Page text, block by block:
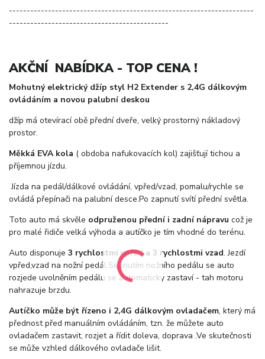
---------------------------------------------------------------------
---------------------------------------------
AKČNÍ NABÍDKA - TOP CENA !
Mohutný elektrický džíp styl H2 Extender s 2,4G dálkovým
ovládáním a novou palubní deskou
džíp má otevírací obě přední dveře, velký prostorný nákladový
prostor.
Měkká EVA kola ( obdoba nafukovacích kol) zajišťují tichou a
příjemnou jízdu.
Jízda na pedál/dálkové ovládání, vpřed/vzad, pomalu/rychle se
ovládá přepínači na palubní desce.Po zapnutí svítí přední světla.
Toto auto má skvěle odpruženou přední i zadní nápravu což je
pro malé řidiče velká výhoda a autíčko je tím vhodné do terénu.
Auto disponuje 3 rychlostmi vpřed a 3 rychlostmi vzad. Jezdí
vpřed,vzad na nožní pedál.Sepnutím nožního pedálu se auto
rozjede uvolněním pedálu se automaticky zastaví - tah motoru
nahrazuje brzdu.
Autíčko může být řízeno i 2,4G dálkovým ovladačem, který má
přednost před manuálním ovládáním, tzn. že můžete auto
ovladačem zastavit, rozjet a řídit doleva, doprava .Ve skutečnosti
se může vzhled dálkového ovladače lišit.